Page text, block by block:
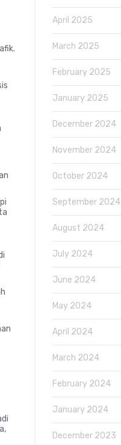
April 2025
March 2025
February 2025
January 2025
December 2024
November 2024
October 2024
September 2024
August 2024
July 2024
June 2024
May 2024
April 2024
March 2024
February 2024
January 2024
December 2023